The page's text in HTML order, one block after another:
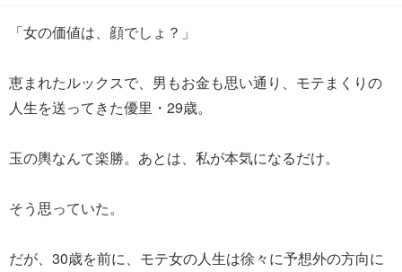
「女の価値は、顔でしょ？」
恵まれたルックスで、男もお金も思い通り、モテまくりの
人生を送ってきた優里・29歳。
玉の輿なんて楽勝。あとは、私が本気になるだけ。
そう思っていた。
だが、30歳を前に、モテ女の人生は徐々に予想外の方向に